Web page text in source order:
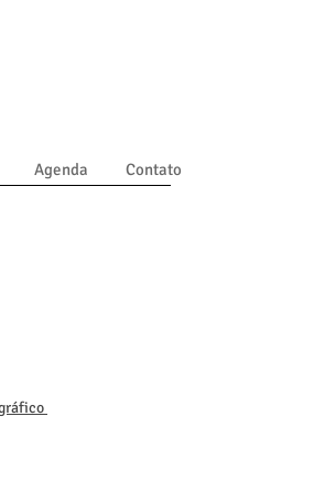
Agenda Contato